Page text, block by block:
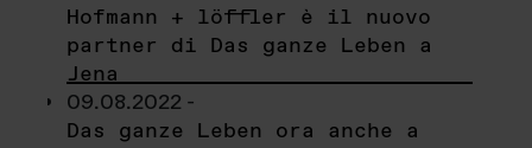
Hofmann + löffler è il nuovo
partner di Das ganze Leben a
Jena
09.08.2022 -
Das ganze Leben ora anche a